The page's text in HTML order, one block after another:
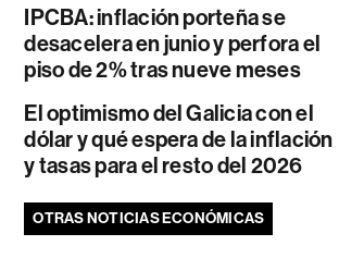
IPCBA: inflación porteña se
desacelera en junio y perfora el
piso de 2% tras nueve meses
El optimismo del Galicia con el
dólar y qué espera de la inflación
y tasas para el resto del 2026
OTRAS NOTICIAS ECONÓMICAS